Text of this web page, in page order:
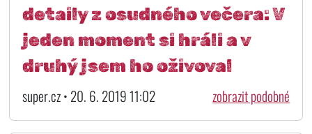
detaily z osudného večera: V
jeden moment si hráli a v
druhý jsem ho oživoval
super.cz • 20. 6. 2019 11:02 zobrazit podobné